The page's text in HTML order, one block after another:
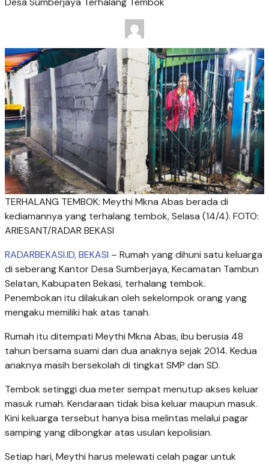
TERHALANG TEMBOK: Meythi Mkna Abas berada di
kediamannya yang terhalang tembok, Selasa (14/4). FOTO:
ARIESANT/RADAR BEKASI
RADARBEKASI.ID, BEKASI – Rumah yang dihuni satu keluarga
di seberang Kantor Desa Sumberjaya, Kecamatan Tambun
Selatan, Kabupaten Bekasi, terhalang tembok.
Penembokan itu dilakukan oleh sekelompok orang yang
mengaku memiliki hak atas tanah.
Rumah itu ditempati Meythi Mkna Abas, ibu berusia 48
tahun bersama suami dan dua anaknya sejak 2014. Kedua
anaknya masih bersekolah di tingkat SMP dan SD.
Tembok setinggi dua meter sempat menutup akses keluar
masuk rumah. Kendaraan tidak bisa keluar maupun masuk.
Kini keluarga tersebut hanya bisa melintas melalui pagar
samping yang dibongkar atas usulan kepolisian.
Setiap hari, Meythi harus melewati celah pagar untuk